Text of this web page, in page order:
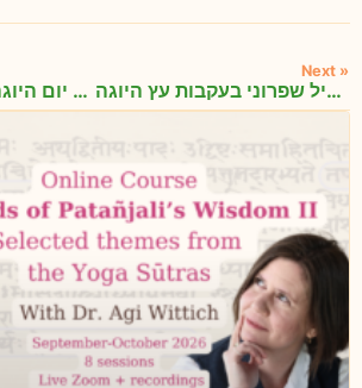
יוגה לנשים ונשים ביוגה: הרצאה ושיעור מיוחד לרגל יום היוגה הבינלאומי 2024
Next »
מפגש מיוחד עם איל שפרוני בעקבות עץ היוגה